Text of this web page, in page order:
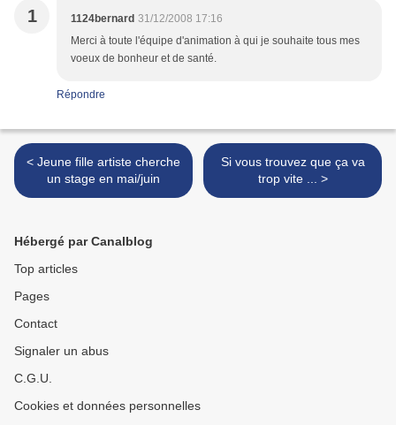
1 1124bernard 31/12/2008 17:16
Merci à toute l'équipe d'animation à qui je souhaite tous mes
voeux de bonheur et de santé.
Répondre
< Jeune fille artiste cherche
un stage en mai/juin
Si vous trouvez que ça va
trop vite ... >
Hébergé par Canalblog
Top articles
Pages
Contact
Signaler un abus
C.G.U.
Cookies et données personnelles